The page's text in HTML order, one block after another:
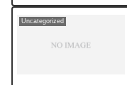
Uncategorized